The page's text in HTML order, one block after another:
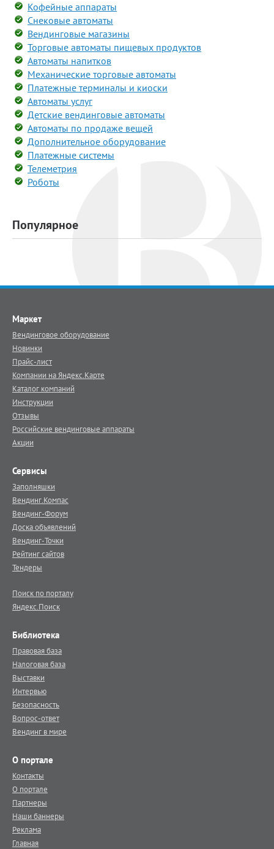
Кофейные аппараты
Снековые автоматы
Вендинговые магазины
Торговые автоматы пищевых продуктов
Автоматы напитков
Механические торговые автоматы
Платежные терминалы и киоски
Автоматы услуг
Детские вендинговые автоматы
Автоматы по продаже вещей
Дополнительное оборудование
Платежные системы
Телеметрия
Роботы
Популярное
Маркет
Вендинговое оборудование
Новинки
Прайс-лист
Компании на Яндекс.Карте
Каталог компаний
Инструкции
Отзывы
Российские вендинговые аппараты
Акции
Сервисы
Заполняшки
Вендинг.Компас
Вендинг-Форум
Доска объявлений
Вендинг-Точки
Рейтинг сайтов
Тендеры
Поиск по порталу
Яндекс.Поиск
Библиотека
Правовая база
Налоговая база
Выставки
Интервью
Безопасность
Вопрос-ответ
Вендинг в мире
О портале
Контакты
О портале
Партнеры
Наши баннеры
Реклама
Главная